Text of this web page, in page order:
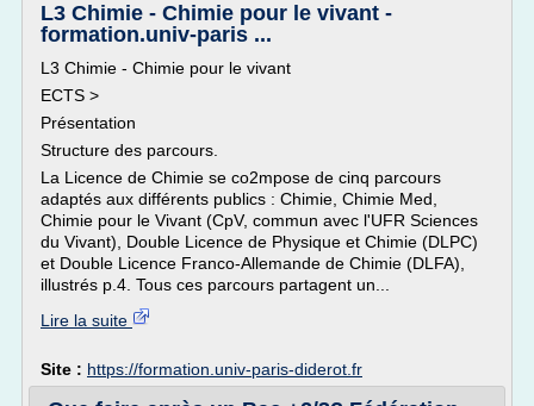
L3 Chimie - Chimie pour le vivant -
formation.univ-paris ...
L3 Chimie - Chimie pour le vivant
ECTS >
Présentation
Structure des parcours.
La Licence de Chimie se co2mpose de cinq parcours
adaptés aux différents publics : Chimie, Chimie Med,
Chimie pour le Vivant (CpV, commun avec l'UFR Sciences
du Vivant), Double Licence de Physique et Chimie (DLPC)
et Double Licence Franco-Allemande de Chimie (DLFA),
illustrés p.4. Tous ces parcours partagent un...
Lire la suite
Site : https://formation.univ-paris-diderot.fr